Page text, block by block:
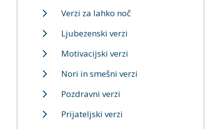
Verzi za lahko noč
Ljubezenski verzi
Motivacijski verzi
Nori in smešni verzi
Pozdravni verzi
Prijateljski verzi